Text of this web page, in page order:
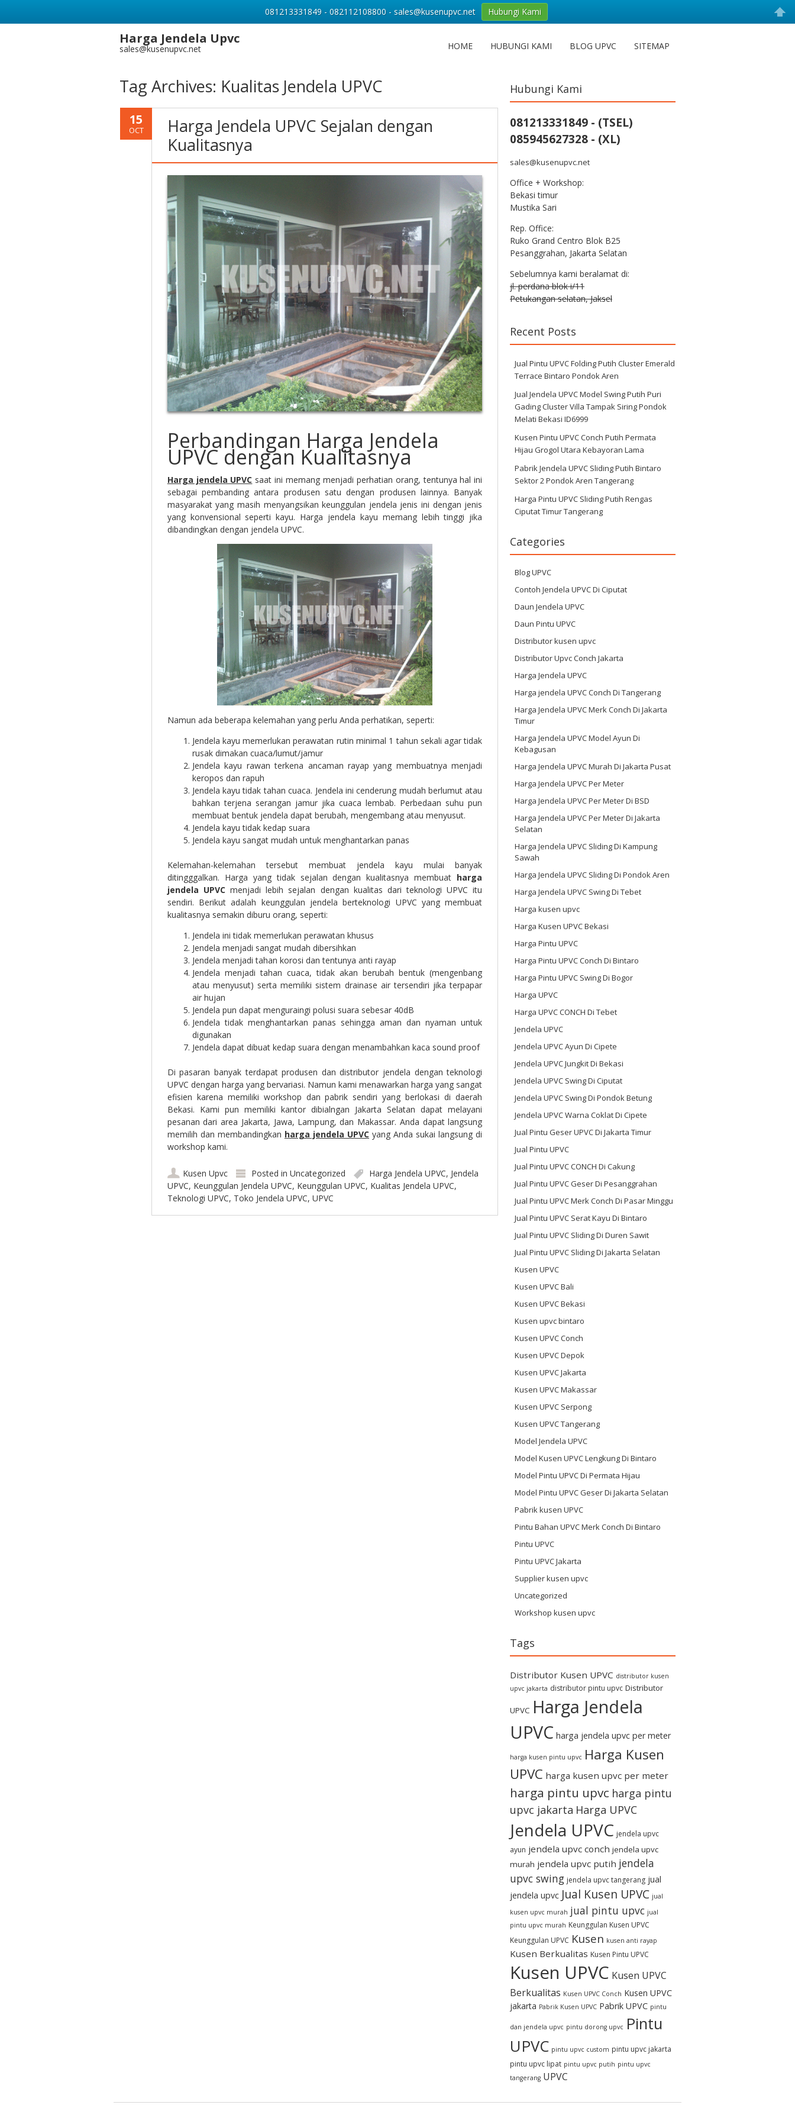
Harga Jendela Upvc
sales@kusenupvc.net HOME HUBUNGI KAMI BLOG UPVC SITEMAP
Tag Archives: Kualitas Jendela UPVC
15
OCT
Harga Jendela UPVC Sejalan dengan
Kualitasnya
Perbandingan Harga Jendela
UPVC dengan Kualitasnya
Harga jendela UPVC saat ini memang menjadi perhatian orang, tentunya hal ini
sebagai pembanding antara produsen satu dengan produsen lainnya. Banyak
masyarakat yang masih menyangsikan keunggulan jendela jenis ini dengan jenis
yang konvensional seperti kayu. Harga jendela kayu memang lebih tinggi jika
dibandingkan dengan jendela UPVC.
Namun ada beberapa kelemahan yang perlu Anda perhatikan, seperti:
Jendela kayu memerlukan perawatan rutin minimal 1 tahun sekali agar tidak
rusak dimakan cuaca/lumut/jamur
Jendela kayu rawan terkena ancaman rayap yang membuatnya menjadi
keropos dan rapuh
Jendela kayu tidak tahan cuaca. Jendela ini cenderung mudah berlumut atau
bahkan terjena serangan jamur jika cuaca lembab. Perbedaan suhu pun
membuat bentuk jendela dapat berubah, mengembang atau menyusut.
Jendela kayu tidak kedap suara
Jendela kayu sangat mudah untuk menghantarkan panas
Kelemahan-kelemahan tersebut membuat jendela kayu mulai banyak
ditingggalkan. Harga yang tidak sejalan dengan kualitasnya membuat harga
jendela UPVCmenjadi lebih sejalan dengan kualitas dari teknologi UPVC itu
sendiri. Berikut adalah keunggulan jendela berteknologi UPVC yang membuat
kualitasnya semakin diburu orang, seperti:
Jendela ini tidak memerlukan perawatan khusus
Jendela menjadi sangat mudah dibersihkan
Jendela menjadi tahan korosi dan tentunya anti rayap
Jendela menjadi tahan cuaca, tidak akan berubah bentuk (mengenbang
atau menyusut) serta memiliki sistem drainase air tersendiri jika terpapar
air hujan
Jendela pun dapat menguraingi polusi suara sebesar 40dB
Jendela tidak menghantarkan panas sehingga aman dan nyaman untuk
digunakan
Jendela dapat dibuat kedap suara dengan menambahkan kaca sound proof
Di pasaran banyak terdapat produsen dan distributor jendela dengan teknologi
UPVC dengan harga yang bervariasi. Namun kami menawarkan harga yang sangat
efisien karena memiliki workshop dan pabrik sendiri yang berlokasi di daerah
Bekasi. Kami pun memiliki kantor dibialngan Jakarta Selatan dapat melayani
pesanan dari area Jakarta, Jawa, Lampung, dan Makassar. Anda dapat langsung
memilih dan membandingkan harga jendela UPVC yang Anda sukai langsung di
workshop kami.
Kusen Upvc Posted in Uncategorized Harga Jendela UPVC, Jendela
UPVC, Keunggulan Jendela UPVC, Keunggulan UPVC, Kualitas Jendela UPVC,
Teknologi UPVC, Toko Jendela UPVC, UPVC
Hubungi Kami
081213331849 - (TSEL)
085945627328 - (XL)
sales@kusenupvc.net
Office + Workshop:
Bekasi timur
Mustika Sari
Rep. Office:
Ruko Grand Centro Blok B25
Pesanggrahan, Jakarta Selatan
Sebelumnya kami beralamat di:
jl. perdana blok i/11
Petukangan selatan, Jaksel
Recent Posts
Jual Pintu UPVC Folding Putih Cluster Emerald
Terrace Bintaro Pondok Aren
Jual Jendela UPVC Model Swing Putih Puri
Gading Cluster Villa Tampak Siring Pondok
Melati Bekasi ID6999
Kusen Pintu UPVC Conch Putih Permata
Hijau Grogol Utara Kebayoran Lama
Pabrik Jendela UPVC Sliding Putih Bintaro
Sektor 2 Pondok Aren Tangerang
Harga Pintu UPVC Sliding Putih Rengas
Ciputat Timur Tangerang
Categories
Blog UPVC
Contoh Jendela UPVC Di Ciputat
Daun Jendela UPVC
Daun Pintu UPVC
Distributor kusen upvc
Distributor Upvc Conch Jakarta
Harga Jendela UPVC
Harga jendela UPVC Conch Di Tangerang
Harga Jendela UPVC Merk Conch Di Jakarta
Timur
Harga Jendela UPVC Model Ayun Di
Kebagusan
Harga Jendela UPVC Murah Di Jakarta Pusat
Harga Jendela UPVC Per Meter
Harga Jendela UPVC Per Meter Di BSD
Harga Jendela UPVC Per Meter Di Jakarta
Selatan
Harga Jendela UPVC Sliding Di Kampung
Sawah
Harga Jendela UPVC Sliding Di Pondok Aren
Harga Jendela UPVC Swing Di Tebet
Harga kusen upvc
Harga Kusen UPVC Bekasi
Harga Pintu UPVC
Harga Pintu UPVC Conch Di Bintaro
Harga Pintu UPVC Swing Di Bogor
Harga UPVC
Harga UPVC CONCH Di Tebet
Jendela UPVC
Jendela UPVC Ayun Di Cipete
Jendela UPVC Jungkit Di Bekasi
Jendela UPVC Swing Di Ciputat
Jendela UPVC Swing Di Pondok Betung
Jendela UPVC Warna Coklat Di Cipete
Jual Pintu Geser UPVC Di Jakarta Timur
Jual Pintu UPVC
Jual Pintu UPVC CONCH Di Cakung
Jual Pintu UPVC Geser Di Pesanggrahan
Jual Pintu UPVC Merk Conch Di Pasar Minggu
Jual Pintu UPVC Serat Kayu Di Bintaro
Jual Pintu UPVC Sliding Di Duren Sawit
Jual Pintu UPVC Sliding Di Jakarta Selatan
Kusen UPVC
Kusen UPVC Bali
Kusen UPVC Bekasi
Kusen upvc bintaro
Kusen UPVC Conch
Kusen UPVC Depok
Kusen UPVC Jakarta
Kusen UPVC Makassar
Kusen UPVC Serpong
Kusen UPVC Tangerang
Model Jendela UPVC
Model Kusen UPVC Lengkung Di Bintaro
Model Pintu UPVC Di Permata Hijau
Model Pintu UPVC Geser Di Jakarta Selatan
Pabrik kusen UPVC
Pintu Bahan UPVC Merk Conch Di Bintaro
Pintu UPVC
Pintu UPVC Jakarta
Supplier kusen upvc
Uncategorized
Workshop kusen upvc
Tags
Distributor Kusen UPVC distributor kusen
upvc jakarta distributor pintu upvc Distributor
UPVC Harga Jendela
UPVC harga jendela upvc per meter
harga kusen pintu upvc Harga Kusen
UPVC harga kusen upvc per meter
harga pintu upvc harga pintu
upvc jakarta Harga UPVC
Jendela UPVC jendela upvc
ayun jendela upvc conch jendela upvc
murah jendela upvc putih jendela
upvc swing jendela upvc tangerang jual
jendela upvc Jual Kusen UPVC jual
kusen upvc murah jual pintu upvc jual
pintu upvc murah Keunggulan Kusen UPVC
Keunggulan UPVC Kusen kusen anti rayap
Kusen Berkualitas Kusen Pintu UPVC
Kusen UPVC Kusen UPVC
Berkualitas Kusen UPVC Conch Kusen UPVC
jakarta Pabrik Kusen UPVC Pabrik UPVC pintu
dan jendela upvc pintu dorong upvc Pintu
UPVC pintu upvc custom pintu upvc jakarta
pintu upvc lipat pintu upvc putih pintu upvc
tangerang UPVC
081213331849 - 082112108800 - sales@kusenupvc.net Hubungi Kami